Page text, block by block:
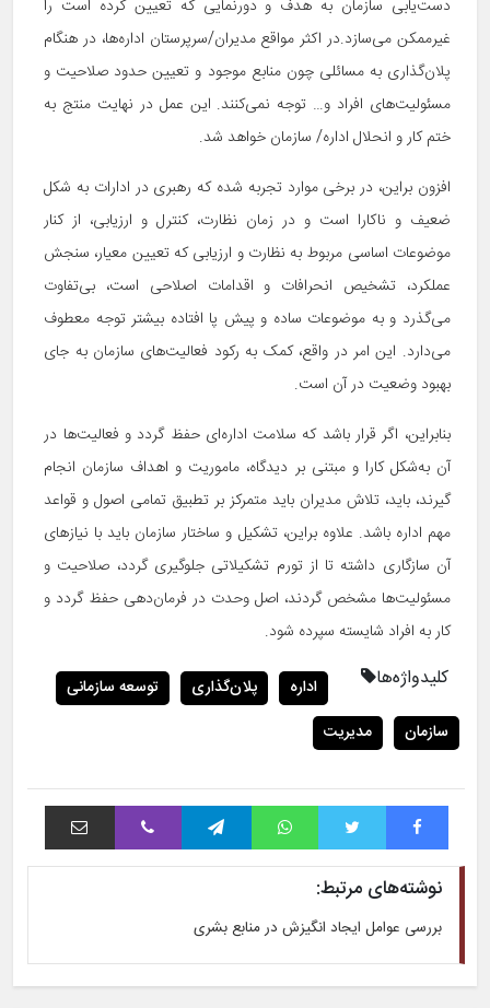
دست‌یابی سازمان به هدف و دورنمایی که تعیین کرده است را
غیرممکن می‌سازد.در اکثر مواقع مدیران/سرپرستان اداره‌ها، در هنگام
پلان‌گذاری به مسائلی چون منابع موجود و تعیین حدود صلاحیت و
مسئولیت‌های افراد و… توجه نمی‌کنند. این عمل در نهایت منتج به
ختم کار و انحلال اداره/ سازمان خواهد شد.
افزون براین، در برخی موارد تجربه شده که رهبری در ادارات به شکل
ضعیف و ناکارا است و در زمان نظارت، کنترل و ارزیابی، از کنار
موضوعات اساسی مربوط به نظارت و ارزیابی که تعیین معیار، سنجش
عملکرد، تشخیص انحرافات و اقدامات اصلاحی است، بی‌تفاوت
می‌گذرد و به موضوعات ساده و پیش پا افتاده بیشتر توجه معطوف
می‌دارد. این امر در واقع، کمک به رکود فعالیت‌های سازمان به جای
بهبود وضعیت در آن است.
بنابراین، اگر قرار باشد که سلامت اداره‌ای حفظ گردد و فعالیت‌ها در
آن به‌شکل کارا و مبتنی بر دیدگاه، ماموریت و اهداف سازمان انجام
گیرند، باید، تلاش مدیران باید متمرکز بر تطبیق تمامی اصول و قواعد
مهم اداره باشد. علاوه براین، تشکیل و ساختار سازمان باید با نیازهای
آن سازگاری داشته تا از تورم تشکیلاتی جلوگیری گردد، صلاحیت و
مسئولیت‌ها مشخص گردند، اصل وحدت در فرمان‌دهی حفظ گردد و
کار به افراد شایسته سپرده شود.
کلیدواژه‌ها اداره پلان‌گذاری
توسعه سازمانی
سازمان
مدیریت
فیس بوک توییتر واتس آپ تلگرام وایبر اشتراک با ایمیل
نوشته‌های مرتبط:
بررسی عوامل ایجاد انگیزش در منابع بشری